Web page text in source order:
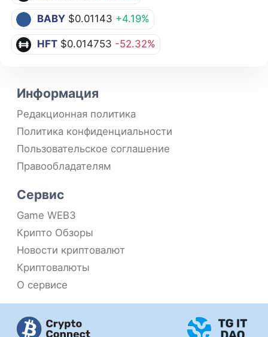
BABY $0.01143 +4.19%
HFT $0.014753 -52.32%
Информация
Редакционная политика
Политика конфиденциальности
Пользовательское соглашение
Правообладателям
Сервис
Game WEB3
Крипто Обзоры
Новости криптовалют
Криптовалюты
О сервисе